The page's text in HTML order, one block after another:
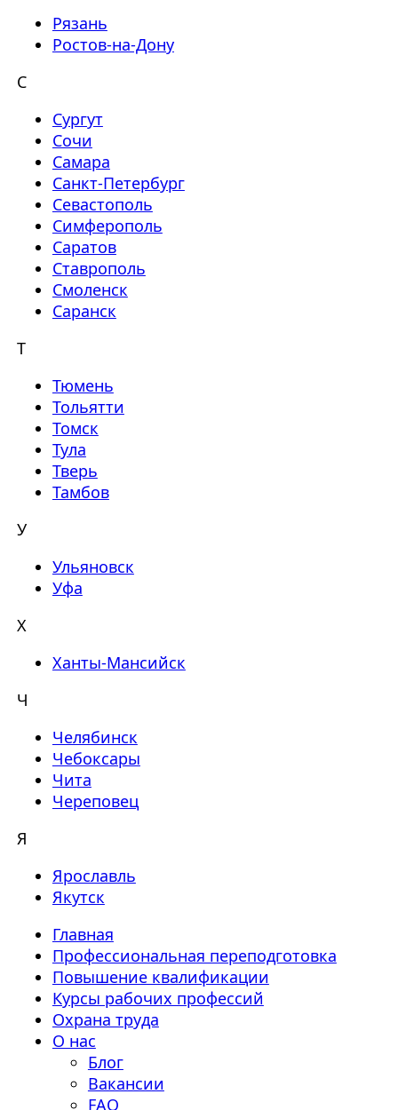
Рязань
Ростов-на-Дону
С
Сургут
Сочи
Самара
Санкт-Петербург
Севастополь
Симферополь
Саратов
Ставрополь
Смоленск
Саранск
Т
Тюмень
Тольятти
Томск
Тула
Тверь
Тамбов
У
Ульяновск
Уфа
Х
Ханты-Мансийск
Ч
Челябинск
Чебоксары
Чита
Череповец
Я
Ярославль
Якутск
Главная
Профессиональная переподготовка
Повышение квалификации
Курсы рабочих профессий
Охрана труда
О нас
Блог
Вакансии
FAQ